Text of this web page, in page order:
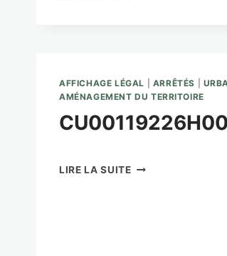
AFFICHAGE LÉGAL ARRÊTÉS
AMÉNAGEMENT DU TERRITOIRE
LIRE LA SUITECU00119226H0018